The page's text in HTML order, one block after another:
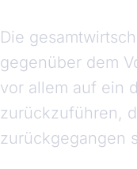
Die
gegenüber dem
vor allem auf ein
zurückzuführen,
zurückgegangen